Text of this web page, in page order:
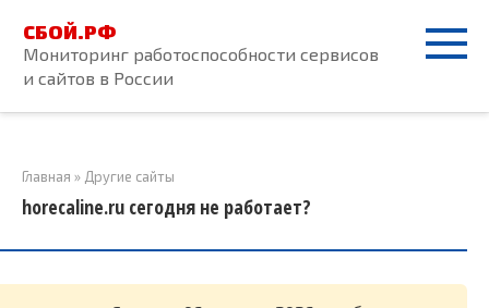
контенту
СБОЙ.РФ
Мониторинг работоспособности сервисов
и сайтов в России
Главная » Другие сайты
horecaline.ru сегодня не работает?